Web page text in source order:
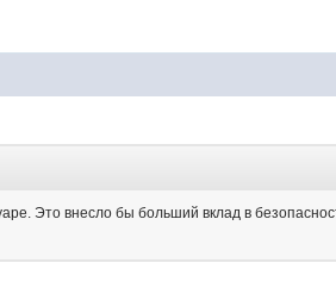
Это внесло бы больший вклад в